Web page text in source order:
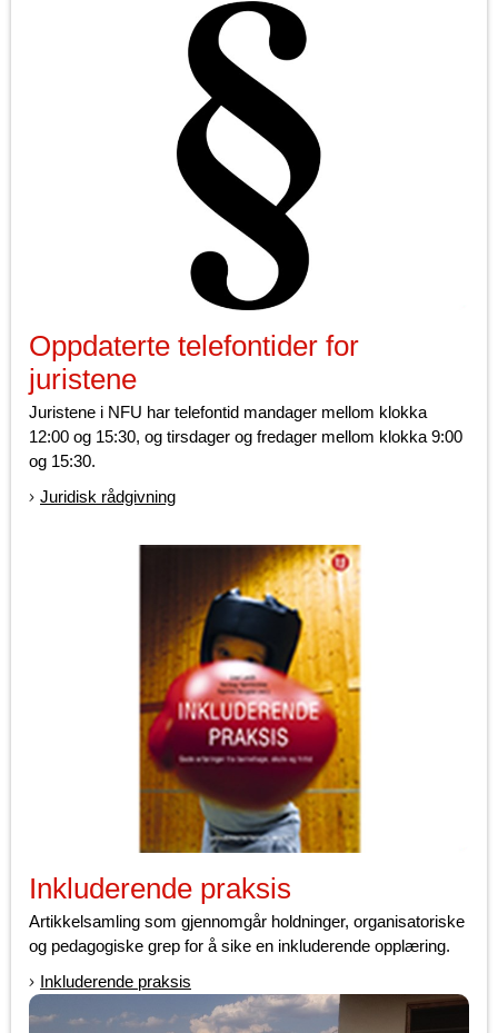
Oppdaterte telefontider for
juristene
Juristene i NFU har telefontid mandager mellom klokka
12:00 og 15:30, og tirsdager og fredager mellom klokka 9:00
og 15:30.
Juridisk rådgivning
Inkluderende praksis
Artikkelsamling som gjennomgår holdninger, organisatoriske
og pedagogiske grep for å sike en inkluderende opplæring.
Inkluderende praksis